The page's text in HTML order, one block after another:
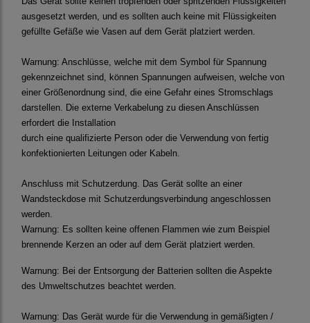
ausgesetzt werden, und es sollten auch keine mit Flüssigkeiten
gefüllte Gefäße wie Vasen auf dem Gerät platziert werden.
Warnung: Anschlüsse, welche mit dem Symbol für Spannung
gekennzeichnet sind, können Spannungen aufweisen, welche von
einer Größenordnung sind, die eine Gefahr eines Stromschlags
darstellen. Die externe Verkabelung zu diesen Anschlüssen
erfordert die Installation
durch eine qualifizierte Person oder die Verwendung von fertig
konfektionierten Leitungen oder Kabeln.
Anschluss mit Schutzerdung. Das Gerät sollte an einer
Wandsteckdose mit Schutzerdungsverbindung angeschlossen
werden.
Warnung: Es sollten keine offenen Flammen wie zum Beispiel
brennende Kerzen an oder auf dem Gerät platziert werden.
Warnung: Bei der Entsorgung der Batterien sollten die Aspekte
des Umweltschutzes beachtet werden.
Warnung: Das Gerät wurde für die Verwendung in gemäßigten /